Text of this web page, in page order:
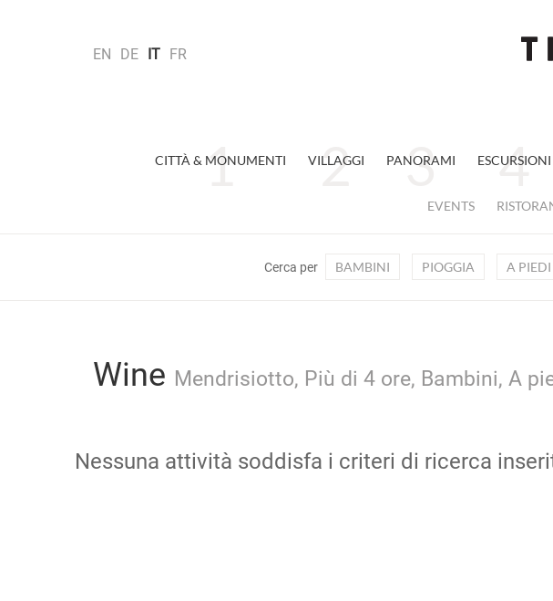
EN DE IT FR
CITTÀ & MONUMENTI VILLAGGI PANORAMI ESCURSIONI
EVENTS
Cerca per BAMBINI PIOGGIA A PIEDI
Wine Mendrisiotto, Più di 4 ore, Bambini, A
Nessuna attività soddisfa i criteri di ricerca